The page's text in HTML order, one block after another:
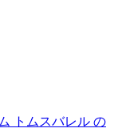
トムスバレル の